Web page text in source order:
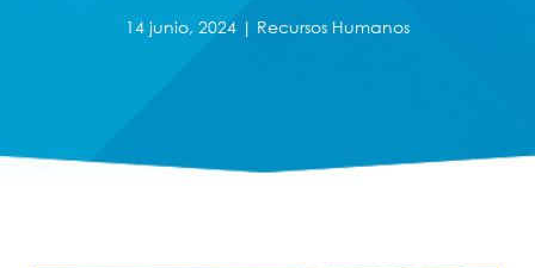
14 junio, 2024 | Recursos Humanos